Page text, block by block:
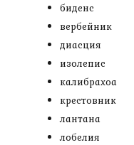
биденс
вербейник
диасция
изолепис
калибрахоа
крестовник
лантана
лобелия